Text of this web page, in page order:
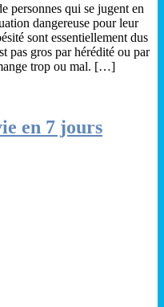
personnes qui se jugent en
dangereuse pour leur
sont essentiellement dus
pas gros par hérédité ou par
trop ou mal. […]
en 7 jours